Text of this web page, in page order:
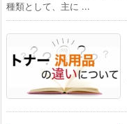
種類として、主に ...